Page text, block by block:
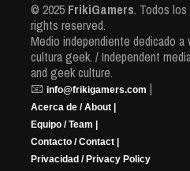
© 2025 FrikiGamers. Todos
rights reserved.
Medio independiente dedicado
cultura geek. / Independent
and geek culture.
📧 info@frikigamers.com |
Acerca de / About |
Equipo / Team |
Contacto / Contact |
Privacidad / Privacy Policy